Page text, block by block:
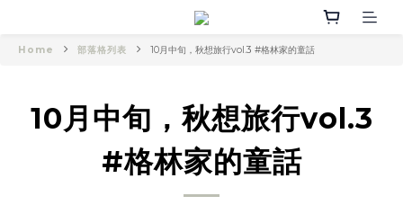
Home 部落格列表 10月中旬，秋想旅行vol.3 #格林家的童話
10月中旬，秋想旅行vol.3
#格林家的童話